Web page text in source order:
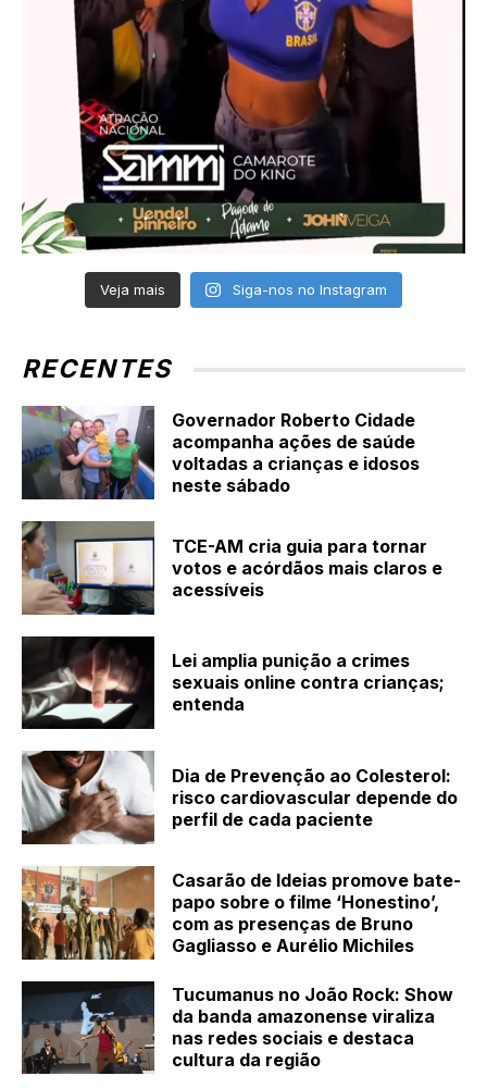
Veja mais Siga-nos no Instagram
RECENTES
Governador Roberto Cidade
acompanha ações de saúde
voltadas a crianças e idosos
neste sábado
TCE-AM cria guia para tornar
votos e acórdãos mais claros e
acessíveis
Lei amplia punição a crimes
sexuais online contra crianças;
entenda
Dia de Prevenção ao Colesterol:
risco cardiovascular depende do
perfil de cada paciente
Casarão de Ideias promove bate-
papo sobre o filme ‘Honestino’,
com as presenças de Bruno
Gagliasso e Aurélio Michiles
Tucumanus no João Rock: Show
da banda amazonense viraliza
nas redes sociais e destaca
cultura da região